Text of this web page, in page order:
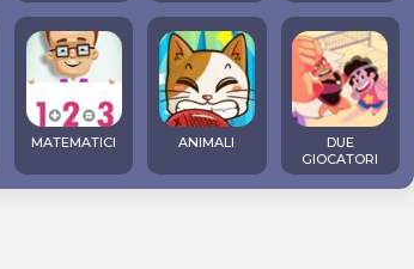
MATEMATICI ANIMALI
DUE
GIOCATORI